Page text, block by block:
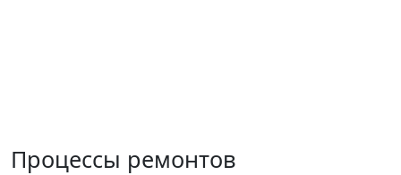
Процессы ремонтов